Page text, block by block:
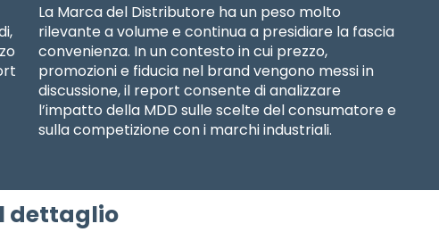
La Marca del Distributore ha un peso molto
rilevante a volume e continua a presidiare la fascia
convenienza. In un contesto in cui prezzo,
promozioni e fiducia nel brand vengono messi in
discussione, il report consente di analizzare
l’impatto della MDD sulle scelte del consumatore e
sulla competizione con i marchi industriali.
dettaglio